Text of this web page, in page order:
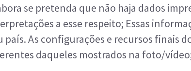
se pretenda que não haja dados
a esse respeito; Essas
país. As configurações e recursos finais
daqueles mostrados na foto/